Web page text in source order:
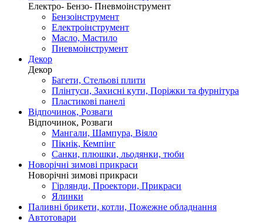
Електро- Бензо- Пневмоінструмент
Бензоінструмент
Електроінструмент
Масло, Мастило
Пневмоінструмент
Декор
Декор
Багети, Стельові плити
Плінтуси, Захисні кути, Поріжки та фурнітура
Пластикові панелі
Відпочинок, Розваги
Відпочинок, Розваги
Мангали, Шампура, Віяло
Пікнік, Кемпінг
Санки, плюшки, льодянки, тюби
Новорічні зимові прикраси
Новорічні зимові прикраси
Гірлянди, Проектори, Прикраси
Ялинки
Паливні брикети, котли, Пожежне обладнання
Автотовари